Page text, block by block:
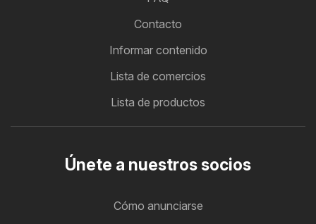
Contacto
Informar contenido
Lista de comercios
Lista de productos
Únete a nuestros socios
Cómo anunciarse